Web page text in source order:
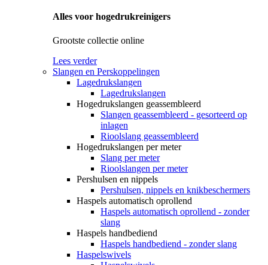
Alles voor hogedrukreinigers
Grootste collectie online
Lees verder
Slangen en Perskoppelingen
Lagedrukslangen
Lagedrukslangen
Hogedrukslangen geassembleerd
Slangen geassembleerd - gesorteerd op
inlagen
Rioolslang geassembleerd
Hogedrukslangen per meter
Slang per meter
Rioolslangen per meter
Pershulsen en nippels
Pershulsen, nippels en knikbeschermers
Haspels automatisch oprollend
Haspels automatisch oprollend - zonder
slang
Haspels handbediend
Haspels handbediend - zonder slang
Haspelswivels